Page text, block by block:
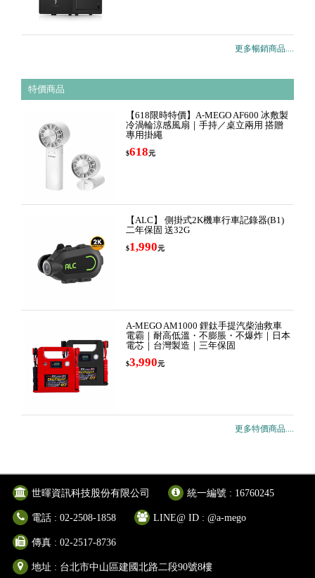
更多暢銷商品....
特價商品
【618限時特價】A-MEGO AF600 冰敷製
冷渦輪涼感風扇｜手持／桌立兩用 搭贈
專用掛繩
$618元
【ALC】 側掛式2K機車行車記錄器(B1)
二年保固 送32G
$1,990元
A-MEGO AM1000 鋰鈦手提汽柴油救車
電霸｜耐高低溫・不膨脹・不爆炸｜日本
電芯｜台灣製造｜三年保固
$3,990元
更多特價商品....
世暉資訊科技股份有限公司 統一編號 : 16760245
電話 : 02-2508-1858 LINE@ ID : @a-mego
傳真 : 02-2517-8736
地址 : 台北市中山區建國北路二段90號8樓